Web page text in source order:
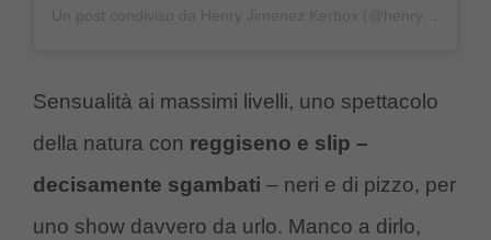
Sensualità ai massimi livelli, uno spettacolo
della natura con reggiseno e slip –
decisamente sgambati – neri e di pizzo, per
uno show davvero da urlo. Manco a dirlo,